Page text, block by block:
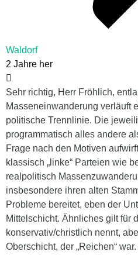
Waldorf
2 Jahre her
Sehr richtig, Herr Fröhlich,
Masseneinwanderung verläuft
politische Trennlinie. Die
programmatisch alles andere
Frage nach den Motiven
klassisch „linke“ Parteien wie
realpolitisch
insbesondere ihren alten
Probleme bereitet, eben der
Mittelschicht. Ähnliches gilt für
konservativ/christlich nennt,
Oberschicht, der „Reichen“